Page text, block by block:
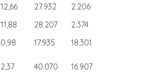
12,66 27.932
2.206
11,88 28.207
2.374
0,98 17.935
18.301
2,37 40.070
16.907